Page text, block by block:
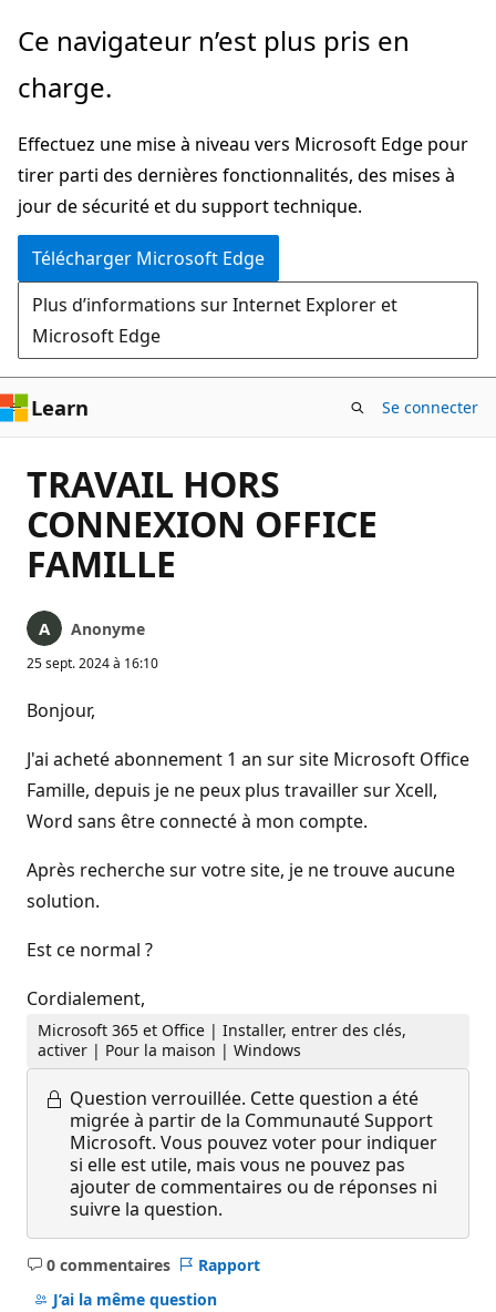
Passer
directement
au
principal
Ce navigateur n’est plus pris en
charge.
Effectuez une mise à niveau vers Microsoft Edge pour
tirer parti des dernières fonctionnalités, des mises à
jour de sécurité et du support technique.
Télécharger Microsoft Edge
Plus d’informations sur Internet Explorer et
Microsoft Edge
Learn Se connecter
TRAVAIL HORS
CONNEXION OFFICE
FAMILLE
Anonyme
25 sept. 2024 à 16:10
Bonjour,
J'ai acheté abonnement 1 an sur site Microsoft Office
Famille, depuis je ne peux plus travailler sur Xcell,
Word sans être connecté à mon compte.
Après recherche sur votre site, je ne trouve aucune
solution.
Est ce normal ?
Cordialement,
Microsoft 365 et Office | Installer, entrer des clés,
activer | Pour la maison | Windows
Question verrouillée. Cette question a été
migrée à partir de la Communauté Support
Microsoft. Vous pouvez voter pour indiquer
si elle est utile, mais vous ne pouvez pas
ajouter de commentaires ou de réponses ni
suivre la question.
0 commentaires
Aucun
commentaire
Rapport
J’ai la même question